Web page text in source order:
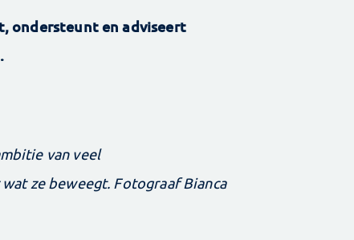
ondersteunt en adviseert
van veel
ze beweegt. Fotograaf Bianca